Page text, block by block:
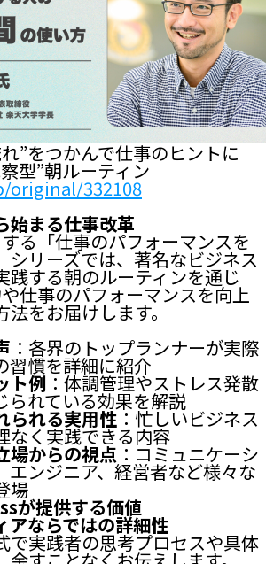
”をつかんで仕事のヒントに
型”朝ルーティン
332108
始まる仕事改革
る「仕事のパフォーマンスを
シリーズでは、著名なビジネス
践する朝のルーティンを通じ
仕事のパフォーマンスを向上
をお届けします。
：各界のトップランナーが実際
習慣を詳細に紹介
ト例 ：体調管理やストレス発散
られている効果を解説
られる実用性 ：忙しいビジネス
なく実践できる内容
場からの視点 ：コミュニケーシ
エンジニア、経営者など様々な
場
が提供する価値
アならではの詳細性
で実践者の思考プロセスや具体